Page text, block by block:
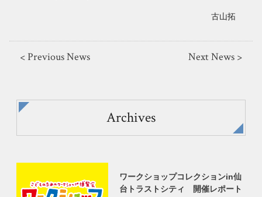
古山拓
< Previous News Next News >
Archives
ワークショップコレクションin仙
台トラストシティ 開催レポート